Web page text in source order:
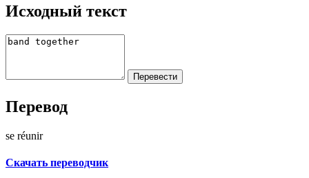
Исходный текст
Перевод
se réunir
Скачать переводчик